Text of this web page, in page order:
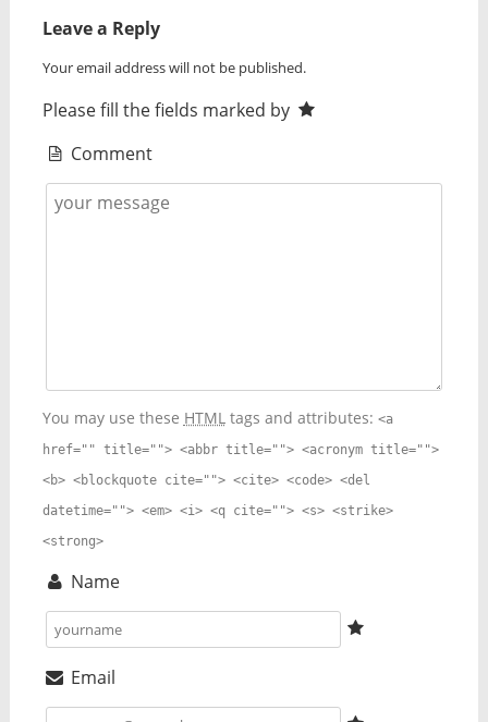
Leave a Reply
Your email address will not be published.
Please fill the fields marked by
Comment
You may use these HTMLtags and attributes: <a
href="" title=""> <abbr title=""> <acronym title="">
<b> <blockquote cite=""> <cite> <code> <del
datetime=""> <em> <i> <q cite=""> <s> <strike>
<strong>
Name
Email